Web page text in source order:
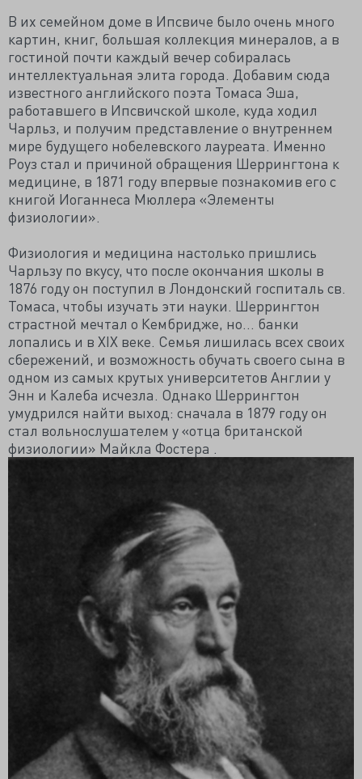
В их семейном доме в Ипсвиче было очень много
картин, книг, большая коллекция минералов, а в
гостиной почти каждый вечер собиралась
интеллектуальная элита города. Добавим сюда
известного английского поэта Томаса Эша,
работавшего в Ипсвичской школе, куда ходил
Чарльз, и получим представление о внутреннем
мире будущего нобелевского лауреата. Именно
Роуз стал и причиной обращения Шеррингтона к
медицине, в 1871 году впервые познакомив его с
книгой Иоганнеса Мюллера «Элементы
физиологии».
Физиология и медицина настолько пришлись
Чарльзу по вкусу, что после окончания школы в
1876 году он поступил в Лондонский госпиталь св.
Томаса, чтобы изучать эти науки. Шеррингтон
страстной мечтал о Кембридже, но... банки
лопались и в XIX веке. Семья лишилась всех своих
сбережений, и возможность обучать своего сына в
одном из самых крутых университетов Англии у
Энн и Калеба исчезла. Однако Шеррингтон
умудрился найти выход: сначала в 1879 году он
стал вольнослушателем у «отца британской
физиологии» Майкла Фостера .